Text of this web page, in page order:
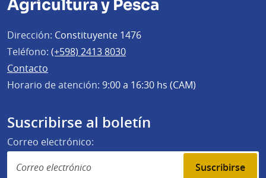
Agricultura y Pesca
Dirección: Constituyente 1476
Teléfono: (+598) 2413 8030
Contacto
Horario de atención: 9:00 a 16:30 hs (CAM)
Suscribirse al boletín
Correo electrónico:
Suscribirse